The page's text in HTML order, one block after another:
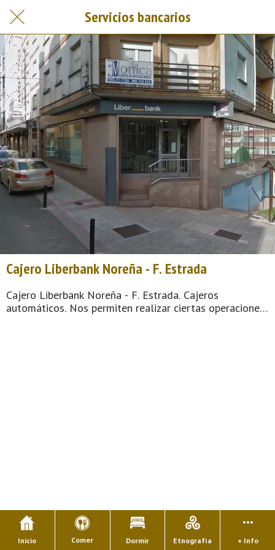
Servicios bancarios
Cajero Liberbank Noreña - F. Estrada
Cajero Liberbank Noreña - F. Estrada. Cajeros
automáticos. Nos permiten realizar ciertas operaciones
Inicio Comer Dormir Etnografía + Info